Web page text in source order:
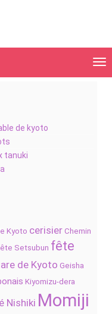
de kyoto
tanuki
Kyoto cerisier Chemin
Setsubun fête
de Kyoto Geisha
Kiyomizu-dera
Nishiki Momiji